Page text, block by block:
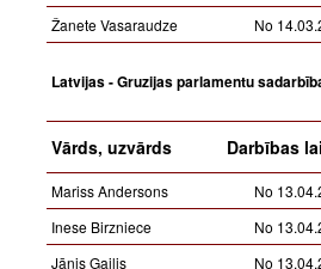
Žanete Vasaraudze
No
Latvijas - Gruzijas parlamentu
Vārds, uzvārds Darbības
Mariss Andersons
No
Inese Birzniece
No
Jānis Gailis
No